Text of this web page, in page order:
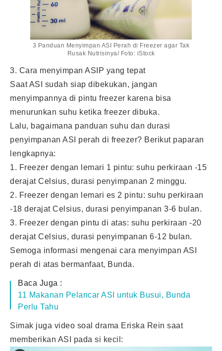
3 Panduan Menyimpan ASI Perah di Freezer agar Tak
Rusak Nutrisinya/ Foto: iStock
3. Cara menyimpan ASIP yang tepat
Saat ASI sudah siap dibekukan, jangan
menyimpannya di pintu freezer karena bisa
menurunkan suhu ketika freezer dibuka.
Lalu, bagaimana panduan suhu dan durasi
penyimpanan ASI perah di freezer? Berikut paparan
lengkapnya:
1. Freezer dengan lemari 1 pintu: suhu perkiraan -15
derajat Celsius, durasi penyimpanan 2 minggu.
2. Freezer dengan lemari es 2 pintu: suhu perkiraan
-18 derajat Celsius, durasi penyimpanan 3-6 bulan.
3. Freezer dengan pintu di atas: suhu perkiraan -20
derajat Celsius, durasi penyimpanan 6-12 bulan.
Semoga informasi mengenai cara menyimpan ASI
perah di atas bermanfaat, Bunda.
Baca Juga :
11 Makanan Pelancar ASI untuk Busui, Bunda
Perlu Tahu
Simak juga video soal drama Eriska Rein saat
memberikan ASI pada si kecil: